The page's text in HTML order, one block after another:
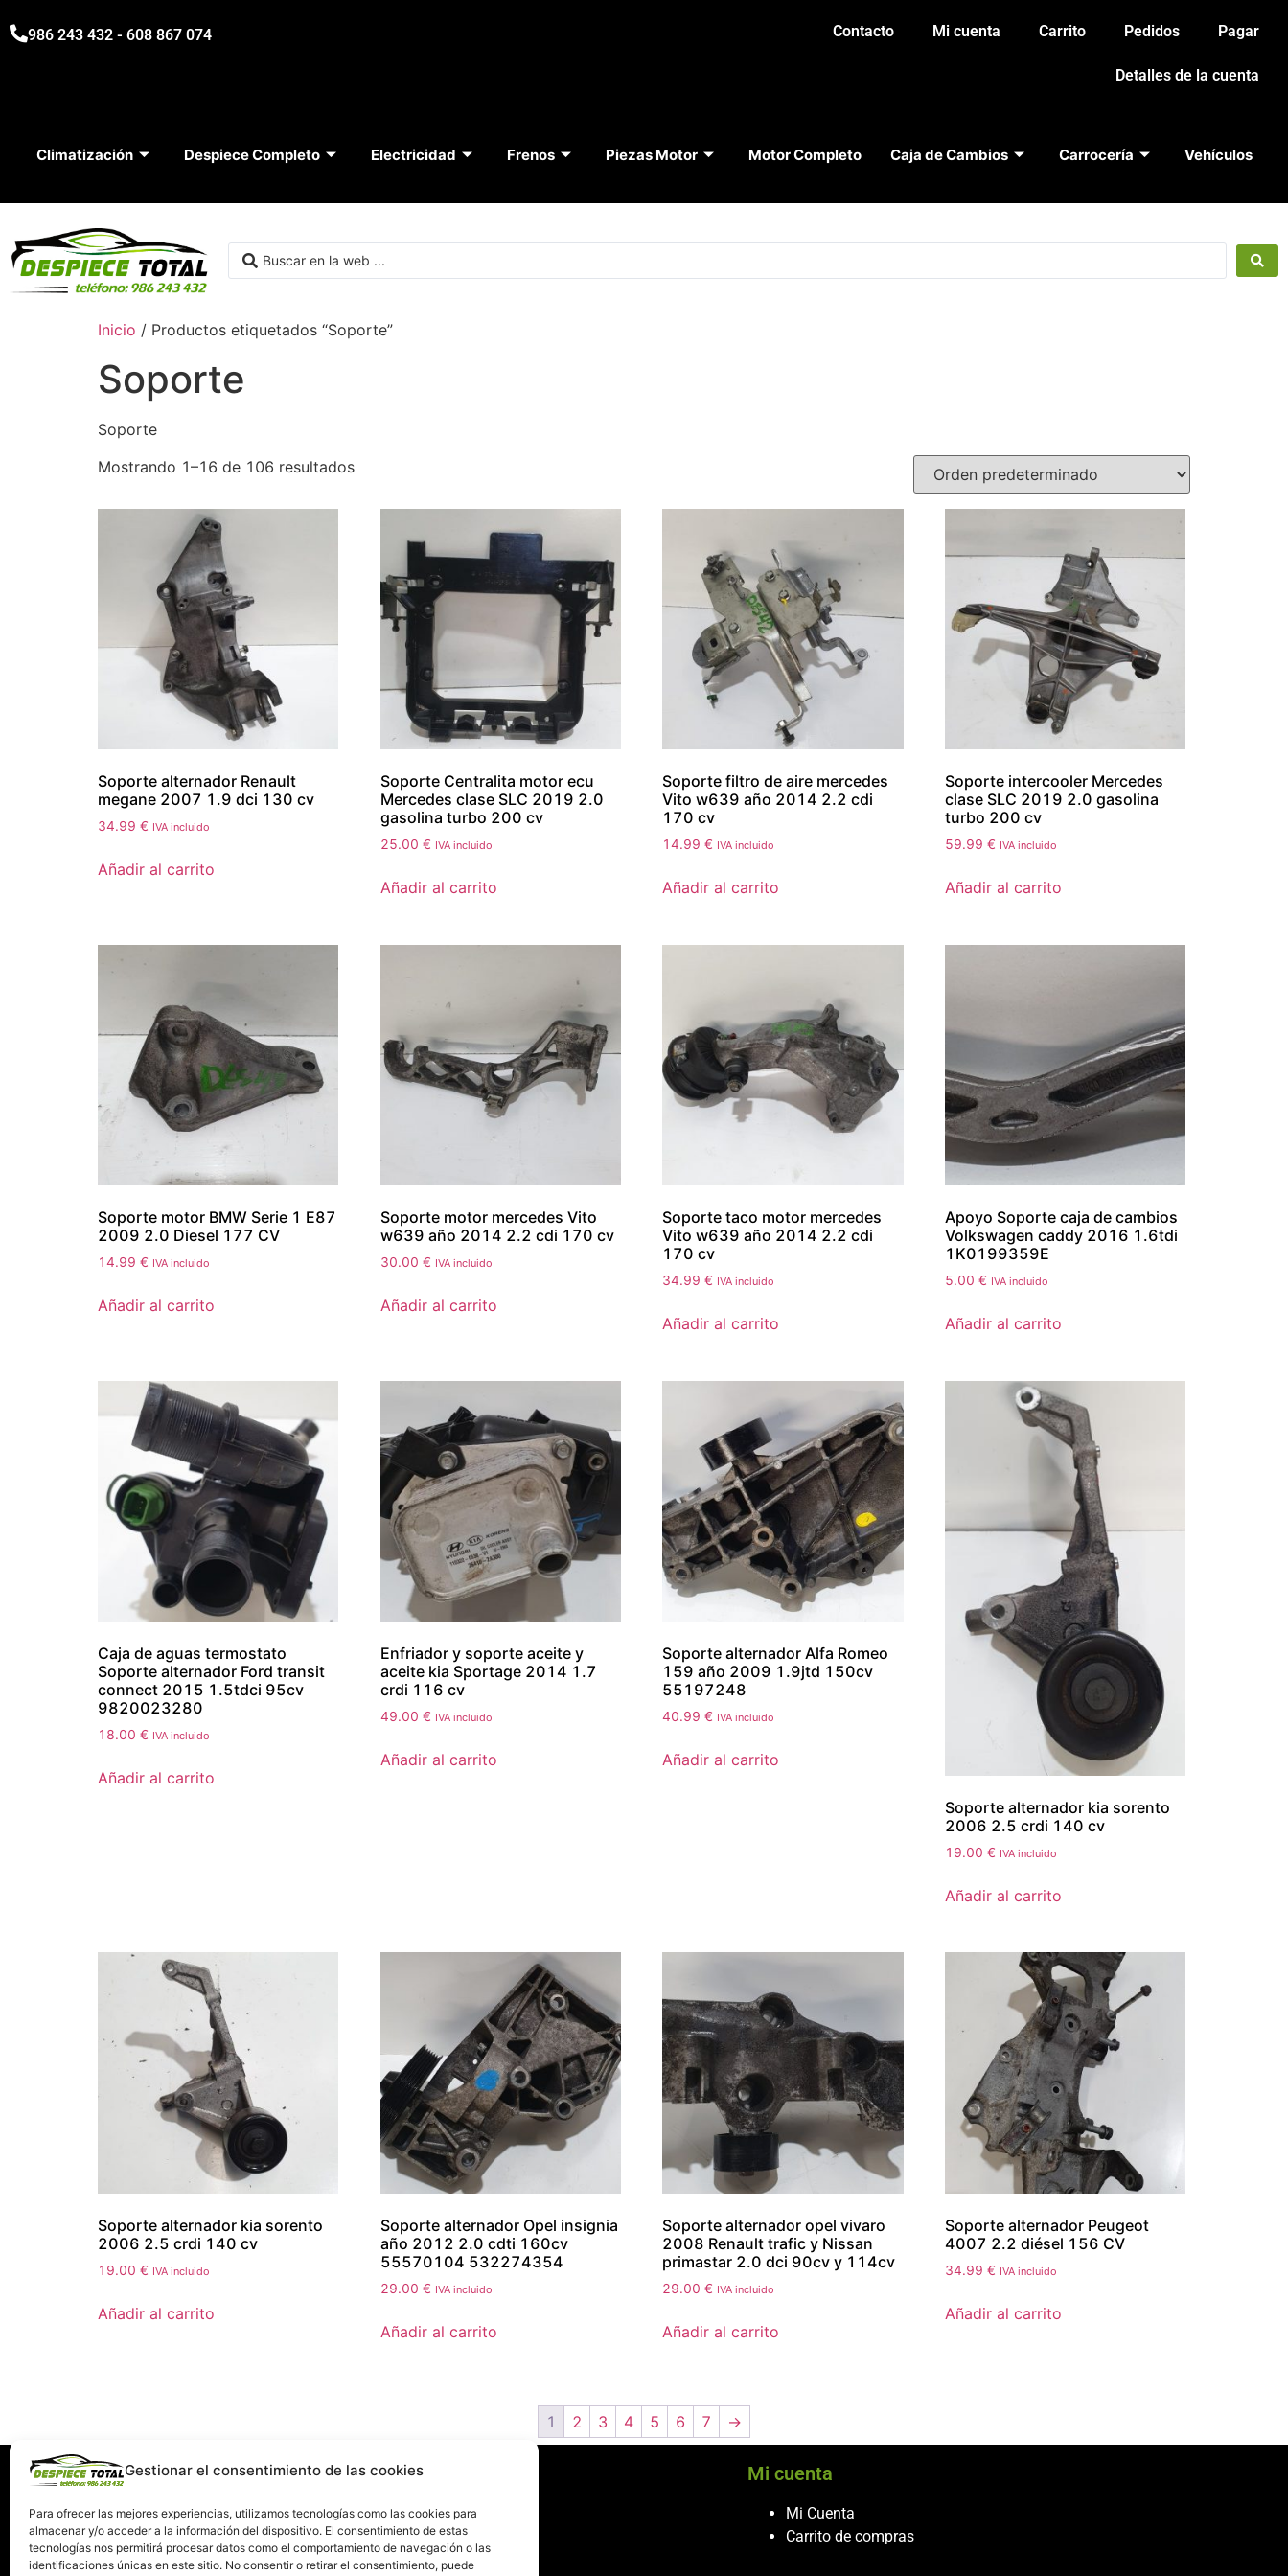
Gestionar el consentimiento de las cookies
Para ofrecer las mejores experiencias, utilizamos tecnologías como las cookies para
almacenar y/o acceder a la información del dispositivo. El consentimiento de estas
tecnologías nos permitirá procesar datos como el comportamiento de navegación o las
identificaciones únicas en este sitio. No consentir o retirar el consentimiento, puede
986 243 432 - 608 867 074 Contacto Mi cuenta Carrito Pedidos Pagar
Detalles de la cuenta
Climatización Despiece Completo Electricidad Frenos Piezas Motor Motor Completo Caja de Cambios Carrocería Vehículos
Inicio / Productos etiquetados “Soporte”
Soporte
Soporte
Mostrando 1–16 de 106 resultados
Soporte alternador Renault
megane 2007 1.9 dci 130 cv
34.99 € IVA incluido
Añadir al carrito
Soporte Centralita motor ecu
Mercedes clase SLC 2019 2.0
gasolina turbo 200 cv
25.00 € IVA incluido
Añadir al carrito
Soporte filtro de aire mercedes
Vito w639 año 2014 2.2 cdi
170 cv
14.99€ IVA incluido
Añadir al carrito
Soporte intercooler Mercedes
clase SLC 2019 2.0 gasolina
turbo 200 cv
59.99€ IVA incluido
Añadir al carrito
Soporte motor BMW Serie 1 E87
2009 2.0 Diesel 177 CV
14.99 € IVA incluido
Añadir al carrito
Soporte motor mercedes Vito
w639 año 2014 2.2 cdi 170 cv
30.00 € IVA incluido
Añadir al carrito
Soporte taco motor mercedes
Vito w639 año 2014 2.2 cdi
170 cv
34.99€ IVA incluido
Añadir al carrito
Apoyo Soporte caja de cambios
Volkswagen caddy 2016 1.6tdi
1K0199359E
5.00€ IVA incluido
Añadir al carrito
Caja de aguas termostato
Soporte alternador Ford transit
connect 2015 1.5tdci 95cv
9820023280
18.00 € IVA incluido
Añadir al carrito
Enfriador y soporte aceite y
aceite kia Sportage 2014 1.7
crdi 116 cv
49.00 € IVA incluido
Añadir al carrito
Soporte alternador Alfa Romeo
159 año 2009 1.9jtd 150cv
55197248
40.99€ IVA incluido
Añadir al carrito
Soporte alternador kia sorento
2006 2.5 crdi 140 cv
19.00€ IVA incluido
Añadir al carrito
Soporte alternador kia sorento
2006 2.5 crdi 140 cv
19.00 € IVA incluido
Añadir al carrito
Soporte alternador Opel insignia
año 2012 2.0 cdti 160cv
55570104 532274354
29.00 € IVA incluido
Añadir al carrito
Soporte alternador opel vivaro
2008 Renault trafic y Nissan
primastar 2.0 dci 90cv y 114cv
29.00€ IVA incluido
Añadir al carrito
Soporte alternador Peugeot
4007 2.2 diésel 156 CV
34.99€ IVA incluido
Añadir al carrito
1 2 3 4 5 6 7 →
Información
Quiénes somos
Condiciones de devolución y garantía
Política de Privacidad
Servicio al cliente
Contacto
986 243 432
608 867 074
Mi cuenta
Mi Cuenta
Carrito de compras